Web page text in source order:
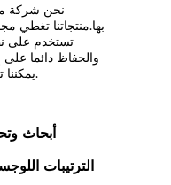
نحن شركة
بها.منتجاتنا تغطي
تستخدم على
والحفاظ دائما على
يمكننا تخصيص الحلول المناسبة لك، وتوفير الدعم الشامل والضمان لإنتاجك.دعونا نعمل معاً من أجل التنمية المتبادلة وخلق مستقبل أفضل.
أبحاث
الترتيبات